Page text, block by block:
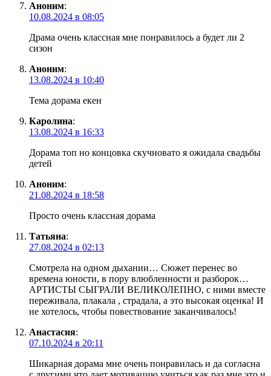
Аноним:
10.08.2024 в 08:05
Драма очень классная мне понравилось а будет ли 2
сизон
Аноним:
13.08.2024 в 10:40
Тема дорама екен
Каролина:
13.08.2024 в 16:33
Дорама топ но концовка скучновато я ожидала свадьбы
детей
Аноним:
21.08.2024 в 18:58
Просто очень классная дорама
Татьяна:
27.08.2024 в 02:13
Смотрела на одном дыхании… Сюжет перенес во
времена юности, в пору влюбленности и разборок…
АРТИСТЫ СЫГРАЛИ ВЕЛИКОЛЕПНО, с ними вместе
переживала, плакала , страдала, а это высокая оценка! И
не хотелось, чтобы повествование заканчивалось!
Анастасия:
07.10.2024 в 20:11
Шикарная дорама мне очень понравилась и да согласна